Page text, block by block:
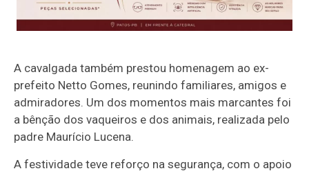
A cavalgada também prestou homenagem ao ex-
prefeito Netto Gomes, reunindo familiares, amigos e
admiradores. Um dos momentos mais marcantes foi
a bênção dos vaqueiros e dos animais, realizada pelo
padre Maurício Lucena.
A festividade teve reforço na segurança, com o apoio